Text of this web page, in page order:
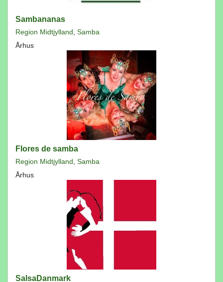
Sambananas
Region Midtjylland Samba
Århus
Flores de samba
Region Midtjylland Samba
Århus
SalsaDanmark